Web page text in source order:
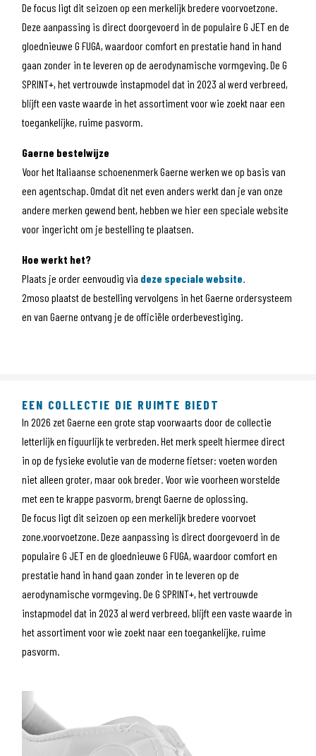
De focus ligt dit seizoen op een merkelijk bredere voorvoetzone.
Deze aanpassing is direct doorgevoerd in de populaire G JET en de
gloednieuwe G FUGA, waardoor comfort en prestatie hand in hand
gaan zonder in te leveren op de aerodynamische vormgeving. De G
SPRINT+, het vertrouwde instapmodel dat in 2023 al werd verbreed,
blijft een vaste waarde in het assortiment voor wie zoekt naar een
toegankelijke, ruime pasvorm.
Gaerne bestelwijze
Voor het Italiaanse schoenenmerk Gaerne werken we op basis van
een agentschap. Omdat dit net even anders werkt dan je van onze
andere merken gewend bent, hebben we hier een speciale website
voor ingericht om je bestelling te plaatsen.
Hoe werkt het?
Plaats je order eenvoudig via deze speciale website.
2moso plaatst de bestelling vervolgens in het Gaerne ordersysteem
en van Gaerne ontvang je de officiële orderbevestiging.
EEN COLLECTIE DIE RUIMTE BIEDT
In 2026 zet Gaerne een grote stap voorwaarts door de collectie
letterlijk en figuurlijk te verbreden. Het merk speelt hiermee direct
in op de fysieke evolutie van de moderne fietser: voeten worden
niet alleen groter, maar ook breder. Voor wie voorheen worstelde
met een te krappe pasvorm, brengt Gaerne de oplossing.
De focus ligt dit seizoen op een merkelijk bredere voorvoet
zone.voorvoetzone. Deze aanpassing is direct doorgevoerd in de
populaire G JET en de gloednieuwe G FUGA, waardoor comfort en
prestatie hand in hand gaan zonder in te leveren op de
aerodynamische vormgeving. De G SPRINT+, het vertrouwde
instapmodel dat in 2023 al werd verbreed, blijft een vaste waarde in
het assortiment voor wie zoekt naar een toegankelijke, ruime
pasvorm.